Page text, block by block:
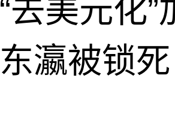
“去美元化”
东瀛被锁死